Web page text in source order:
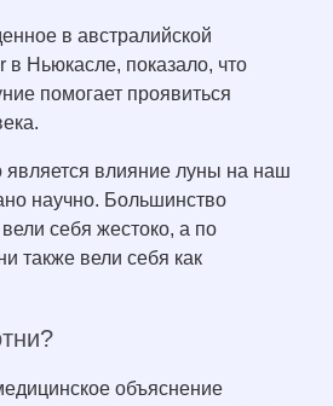
в австралийской
в Ньюкасле, показало, что
помогает проявиться
является влияние луны на наш
научно. Большинство
себя жестоко, а по
также вели себя как
объяснение